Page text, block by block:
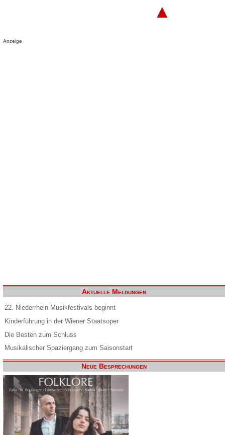
▲
Anzeige
Aktuelle Meldungen
22. Niederrhein Musikfestivals beginnt
Kinderführung in der Wiener Staatsoper
Die Besten zum Schluss
Musikalischer Spaziergang zum Saisonstart
Neue Besprechungen